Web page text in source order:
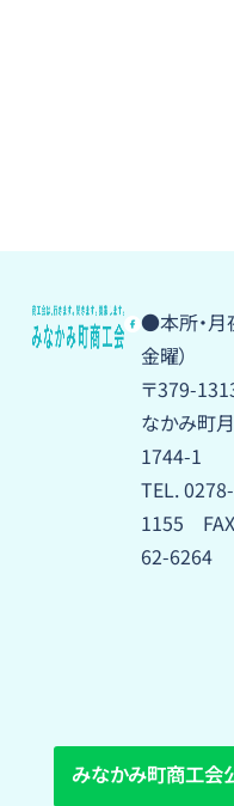
●本所・月
金曜）
〒379-
なかみ町
1744-1
TEL.
1155
62-6264
みなかみ町商工会